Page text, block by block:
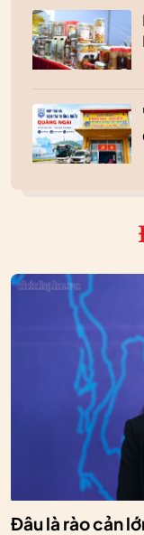
Đâu là rào cản